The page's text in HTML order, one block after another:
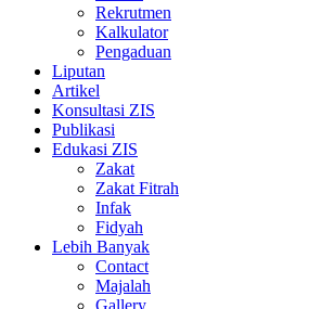
Rekrutmen
Kalkulator
Pengaduan
Liputan
Artikel
Konsultasi ZIS
Publikasi
Edukasi ZIS
Zakat
Zakat Fitrah
Infak
Fidyah
Lebih Banyak
Contact
Majalah
Gallery